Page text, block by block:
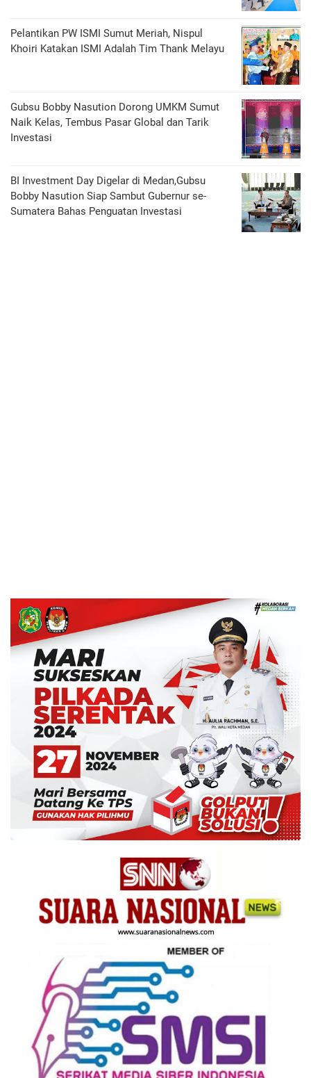
Pelantikan PW ISMI Sumut Meriah, Nispul
Khoiri Katakan ISMI Adalah Tim Thank Melayu
Gubsu Bobby Nasution Dorong UMKM Sumut
Naik Kelas, Tembus Pasar Global dan Tarik
Investasi
BI Investment Day Digelar di Medan,Gubsu
Bobby Nasution Siap Sambut Gubernur se-
Sumatera Bahas Penguatan Investasi